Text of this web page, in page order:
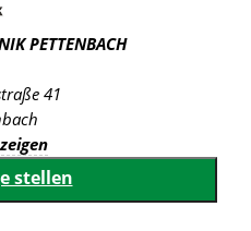
PETTENBACH
41